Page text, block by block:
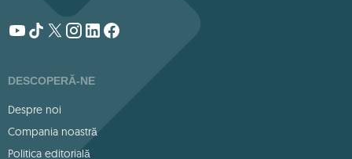
DESCOPERĂ-NE
Despre noi
Compania noastră
Politica editorială